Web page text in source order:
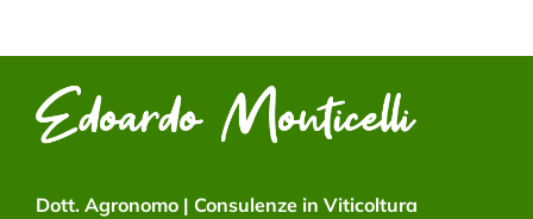
Dott. Agronomo | Consulenze in Viticoltura